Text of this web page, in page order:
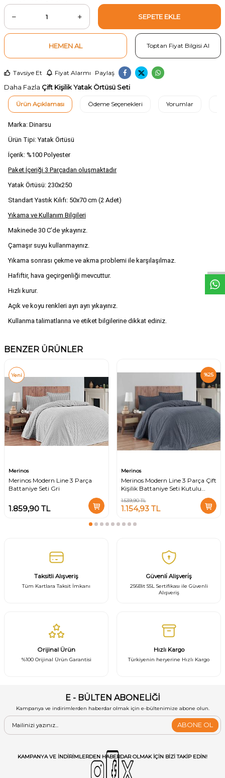
SEPETE EKLE
HEMEN AL Toptan Fiyat Bilgisi Al
Tavsiye Et Fiyat Alarmı Paylaş
Daha Fazla Çift Kişilik Yatak Örtüsü Seti
Ürün Açıklaması Ödeme Seçenekleri Yorumlar
Marka: Dinarsu
Ürün Tipi: Yatak Örtüsü
İçerik: %100 Polyester
Paket İçeriği 3 Parçadan oluşmaktadır
Yatak Örtüsü: 230x250
Standart Yastık Kılıfı: 50x70 cm (2 Adet)
Yıkama ve Kullanım Bilgileri
Makinede 30 C’de yıkayınız.
Çamaşır suyu kullanmayınız.
Yıkama sonrası çekme ve akma problemi ile karşılaşılmaz.
Hafiftir, hava geçirgenliği mevcuttur.
Hızlı kurur.
Açık ve koyu renkleri ayrı ayrı yıkayınız.
Kullanma talimatlarına ve etiket bilgilerine dikkat ediniz.
BENZER ÜRÜNLER
Yeni
Merinos
Merinos Modern Line 3 Parça
Battaniye Seti Gri
1.859,90 TL
%25
Merinos
Merinos Modern Line 3 Parça Çift
Kişilik Battaniye Seti Kutulu
1.539,90TL
1.154,93TL
Taksitli Alışveriş
Tüm Kartlara Taksit İmkanı
Güvenli̇ Alişveri̇ş
256Bit SSL Sertifikası ile Güvenli
Alışveriş
Orijinal Ürün
%100 Orijinal Ürün Garantisi
Hızlı Kargo
Türkiyenin heryerine Hızlı Kargo
E - BÜLTEN ABONELİĞİ
Kampanya ve indirimlerden haberdar olmak için e-bültenimize abone olun.
ABONE OL
KAMPANYA VE INDIRIMLERDEN HABERDAR OLMAK IÇIN BIZI TAKIP EDIN!